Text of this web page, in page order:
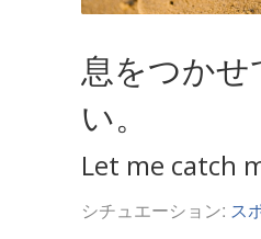
息をつかせ
い。
Let me catch
シチュエーション: ス